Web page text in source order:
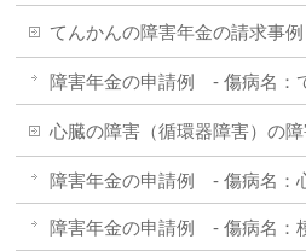
てんかんの障害年金の請求事例
障害年金の申請例 - 傷病名：
心臓の障害（循環器障害）の
障害年金の申請例 - 傷病名：
障害年金の申請例 - 傷病名：